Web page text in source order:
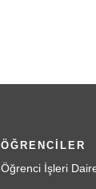
ÖĞRENCİLER
Öğrenci İşleri